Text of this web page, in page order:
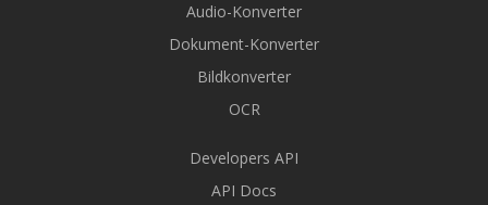
Audio-Konverter
Dokument-Konverter
Bildkonverter
OCR
Developers API
API Docs